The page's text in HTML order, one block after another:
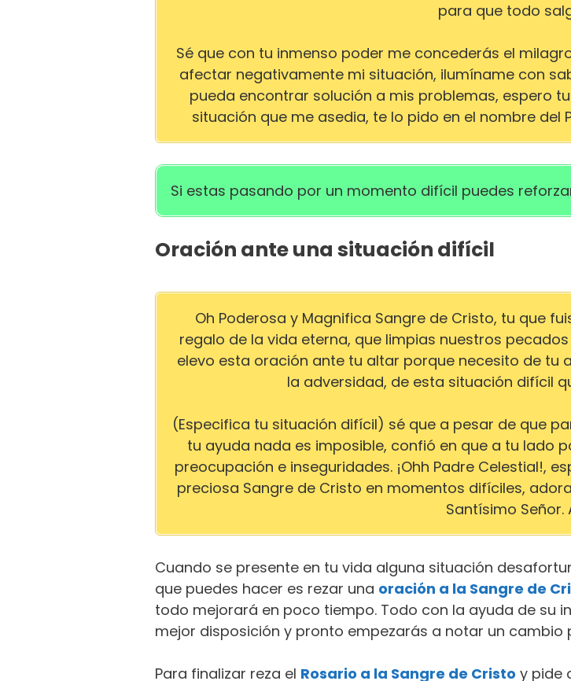
para que todo
Sé que con tu inmenso poder me concederás el
afectar negativamente mi situación, ilumíname con
pueda encontrar solución a mis problemas, espero
situación que me asedia, te lo pido en el nombre del
Si estas pasando por un momento difícil puedes
Oración ante una situación difícil
Oh Poderosa y Magnifica Sangre de Cristo, tu que
regalo de la vida eterna, que limpias nuestros
elevo esta oración ante tu altar porque necesito de tu
la adversidad, de esta situación difícil
(Especifica tu situación difícil) sé que a pesar de que
tu ayuda nada es imposible, confió en que a tu lado
preocupación e inseguridades. ¡Ohh Padre Celestial!,
preciosa Sangre de Cristo en momentos difíciles,
Santísimo Señor.
Cuando se presente en tu vida alguna situación
que puedes hacer es rezar una oración a la Sangre de
todo mejorará en poco tiempo. Todo con la ayuda de su
mejor disposición y pronto empezarás a notar un cambio
Para finalizar reza el Rosario a la Sangre de Cristo y pide